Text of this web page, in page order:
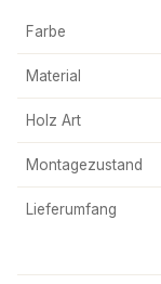
Farbe
Material
Holz Art
Montagezustand
Lieferumfang